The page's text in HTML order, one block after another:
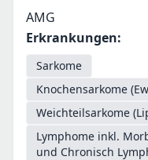
AMG
Erkrankungen:
Sarkome
Knochensarkome
Weichteilsarkome
Lymphome inkl.
und Chronisch